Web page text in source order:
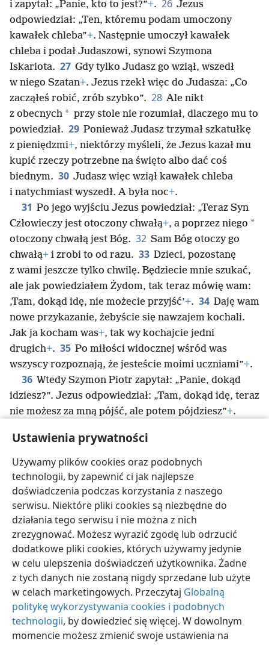
Ustawienia prywatności
Używamy plików cookies oraz podobnych
technologii, by zapewnić ci jak najlepsze
doświadczenia podczas korzystania z naszego
serwisu. Niektóre pliki cookies są niezbędne do
działania tego serwisu i nie można z nich
zrezygnować. Możesz wyrazić zgodę lub odrzucić
dodatkowe pliki cookies, których używamy jedynie
w celu ulepszenia doświadczeń użytkownika. Żadne
z tych danych nie zostaną nigdy sprzedane lub użyte
w celach marketingowych. Przeczytaj Globalną
politykę wykorzystywania cookies i podobnych
technologii, by dowiedzieć się więcej. W dowolnym
momencie możesz zmienić swoje ustawienia na
i zapytał: „Panie, kto to jest?”+. 26 Jezus
odpowiedział: „Ten, któremu podam umoczony
kawałek chleba”+. Następnie umoczył kawałek
chleba i podał Judaszowi, synowi Szymona
Iskariota. 27 Gdy tylko Judasz go wziął, wszedł
w niego Szatan+. Jezus rzekł więc do Judasza: „Co
zacząłeś robić, zrób szybko”. 28 Ale nikt
z obecnych * przy stole nie rozumiał, dlaczego mu to
powiedział. 29 Ponieważ Judasz trzymał szkatułkę
z pieniędzmi+, niektórzy myśleli, że Jezus kazał mu
kupić rzeczy potrzebne na święto albo dać coś
biednym. 30 Judasz więc wziął kawałek chleba
i natychmiast wyszedł. A była noc+.
31 Po jego wyjściu Jezus powiedział: „Teraz Syn
Człowieczy jest otoczony chwałą+, a poprzez niego *
otoczony chwałą jest Bóg. 32 Sam Bóg otoczy go
chwałą+ i zrobi to od razu. 33 Dzieci, pozostanę
z wami jeszcze tylko chwilę. Będziecie mnie szukać,
ale jak powiedziałem Żydom, tak teraz mówię wam:
‚Tam, dokąd idę, nie możecie przyjść’+. 34 Daję wam
nowe przykazanie, żebyście się nawzajem kochali.
Jak ja kocham was+, tak wy kochajcie jedni
drugich+. 35 Po miłości widocznej wśród was
wszyscy rozpoznają, że jesteście moimi uczniami”+.
36 Wtedy Szymon Piotr zapytał: „Panie, dokąd
idziesz?”. Jezus odpowiedział: „Tam, dokąd idę, teraz
nie możesz za mną pójść, ale potem pójdziesz”+.
mogę za tobą pójść? Oddam za ciebie życie”
38 Jezus mu odrzekł: „Oddasz za mnie życie?
Zapewniam cię, że zanim kogut zapieje, trzy razy się
mnie zaprzesz” +.
polski Udostępnij Ustawienia
Copyright © 2026 Watch Tower Bible and Tract Society of Pennsylvania
Warunki użytkowania Polityka prywatności
Ustawienia prywatności
JW.ORG
Zaloguj